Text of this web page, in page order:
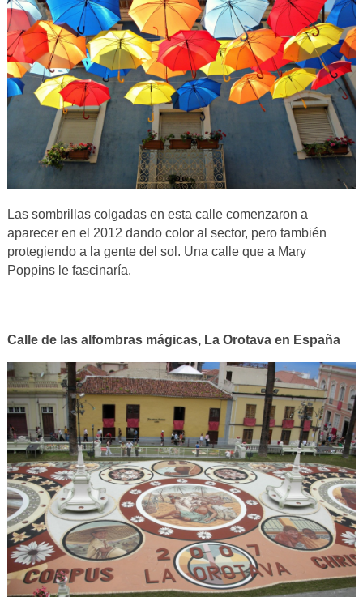
Las sombrillas colgadas en esta calle comenzaron a
aparecer en el 2012 dando color al sector, pero también
protegiendo a la gente del sol. Una calle que a Mary
Poppins le fascinaría.
Calle de las alfombras mágicas, La Orotava en España